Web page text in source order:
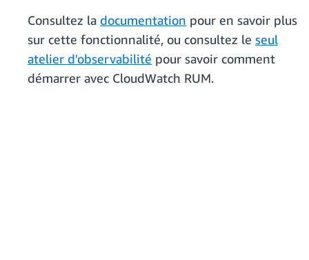
Consultez la documentation pour en savoir plus
sur cette fonctionnalité, ou consultez le seul
atelier d'observabilité pour savoir comment
démarrer avec CloudWatch RUM.